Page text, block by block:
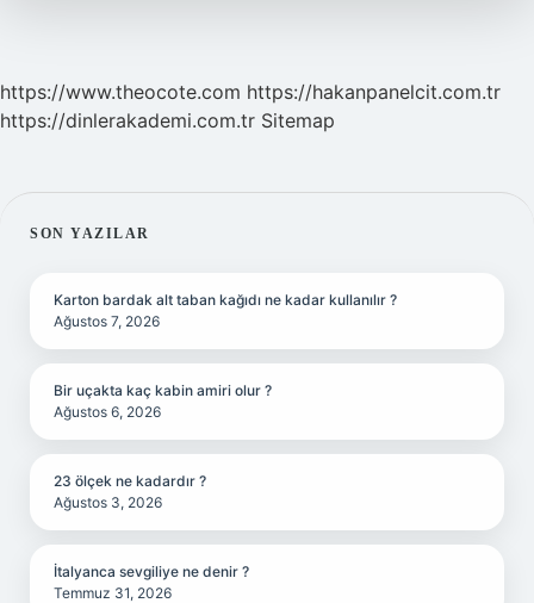
https://www.theocote.com https://hakanpanelcit.com.tr
https://dinlerakademi.com.tr Sitemap
SIDEBAR
SON YAZILAR
Karton bardak alt taban kağıdı ne kadar kullanılır ?
Ağustos 7, 2026
Bir uçakta kaç kabin amiri olur ?
Ağustos 6, 2026
23 ölçek ne kadardır ?
Ağustos 3, 2026
İtalyanca sevgiliye ne denir ?
Temmuz 31, 2026